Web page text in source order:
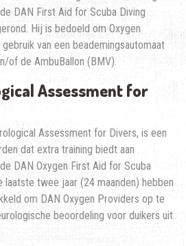
DAN First Aid for Scuba Diving
Hij is bedoeld om Oxygen
van een beademingsautomaat
of de AmbuBallon (BMV).
Assessment for
Assessment for Divers, is een
dat extra training biedt aan
DAN Oxygen First Aid for Scuba
laatste twee jaar (24 maanden) hebben
om DAN Oxygen Providers op te
beoordeling voor duikers uit